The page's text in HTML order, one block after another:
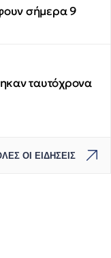
σήμερα 9
ταυτόχρονα
ΟΙ ΕΙΔΗΣΕΙΣ